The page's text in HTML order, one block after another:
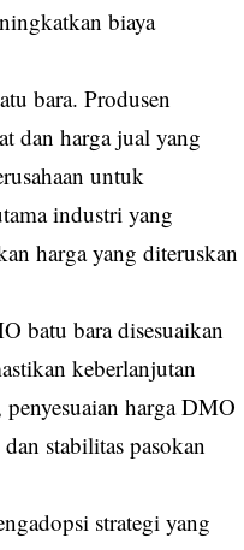
biaya
bara. Produsen
dan harga jual yang
untuk
industri yang
harga yang diteruskan
batu bara disesuaikan
keberlanjutan
harga DMO
stabilitas pasokan
strategi yang